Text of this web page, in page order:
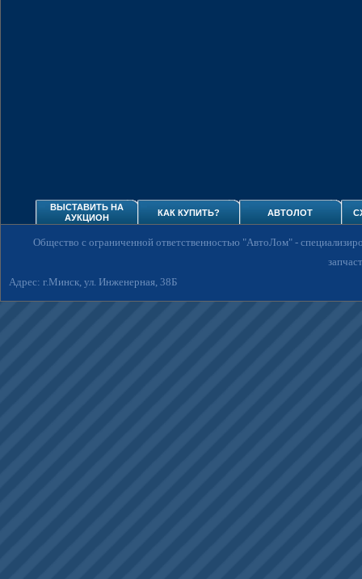
ВЫСТАВИТЬ НА
АУКЦИОН
КАК КУПИТЬ? АВТОЛОТ
Общество с ограниченной ответственностью "АвтоЛом" -
Адрес: г.Минск, ул. Инженерная, 38Б